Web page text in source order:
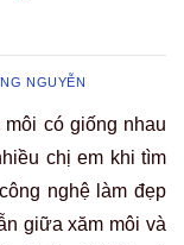
NGUYỄN
có giống nhau
chị em khi tìm
nghệ làm đẹp
giữa xăm môi và